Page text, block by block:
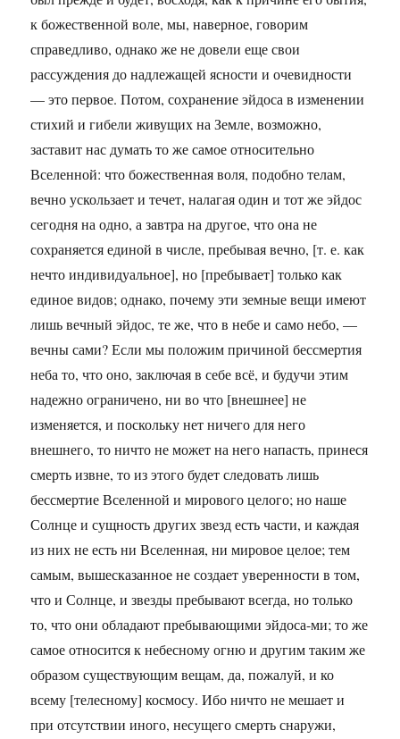
к божественной воле, мы, наверное, говорим
справедливо, однако же не довели еще свои
рассуждения до надлежащей ясности и очевидности
— это первое. Потом, сохранение эйдоса в изменении
стихий и гибели живущих на Земле, возможно,
заставит нас думать то же самое относительно
Вселенной: что божественная воля, подобно телам,
вечно ускользает и течет, налагая один и тот же эйдос
сегодня на одно, а завтра на другое, что она не
сохраняется единой в числе, пребывая вечно, [т. е. как
нечто индивидуальное], но [пребывает] только как
единое видов; однако, почему эти земные вещи имеют
лишь вечный эйдос, те же, что в небе и само небо, —
вечны сами? Если мы положим причиной бессмертия
неба то, что оно, заключая в себе всё, и будучи этим
надежно ограничено, ни во что [внешнее] не
изменяется, и поскольку нет ничего для него
внешнего, то ничто не может на него напасть, принеся
смерть извне, то из этого будет следовать лишь
бессмертие Вселенной и мирового целого; но наше
Солнце и сущность других звезд есть части, и каждая
из них не есть ни Вселенная, ни мировое целое; тем
самым, вышесказанное не создает уверенности в том,
что и Солнце, и звезды пребывают всегда, но только
то, что они обладают пребывающими эйдоса-ми; то же
самое относится к небесному огню и другим таким же
образом существующим вещам, да, пожалуй, и ко
всему [телесному] космосу. Ибо ничто не мешает и
при отсутствии иного, несущего смерть снаружи,